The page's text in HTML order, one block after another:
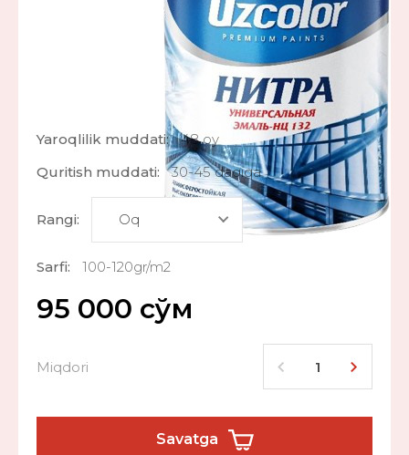
Yaroqlilik muddati:
48 oy
Quritish muddati:
30-45 daqiqa
Rangi:
Sarfi: 100-120gr/m2
95 000 сўм
Miqdori
Savatga